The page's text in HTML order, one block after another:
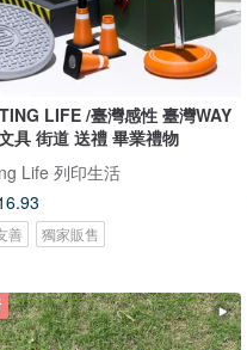
LIFE /臺灣感性 臺灣WAY
具 街道 送禮 畢業禮物
Life 列印生活
善 獨家販售